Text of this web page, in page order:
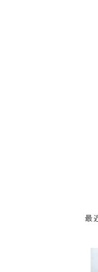
最